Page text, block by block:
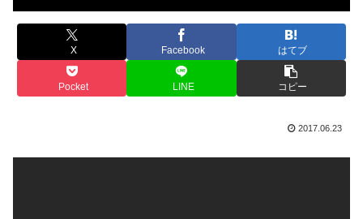
X Facebook はてブ
Pocket LINE コピー
2017.06.23